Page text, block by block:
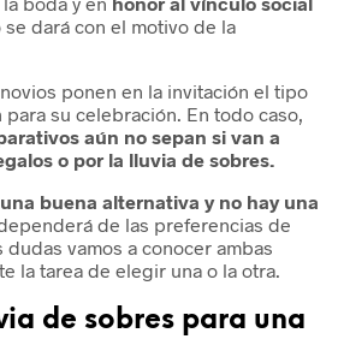
se dará con el motivo de la
ponen en la invitación el tipo
su celebración. En todo caso,
aún no sepan si van a
o por la lluvia de sobres.
buena alternativa y no hay una
de las preferencias de
vamos a conocer ambas
la tarea de elegir una o la otra.
de sobres para una